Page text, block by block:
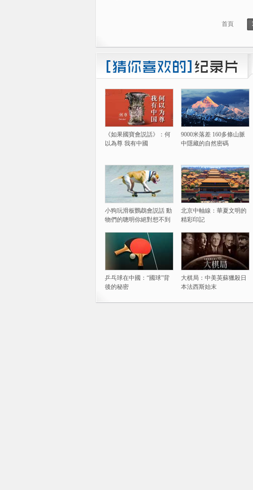
首頁
《如果國寶會説話》：何
以為尊 我有中國
9000米落差 160多條山脈
中隱藏的自然密碼
小狗玩滑板鸚鵡會説話 動
物們的聰明你絕對想不到
北京中軸線：華夏文明的
精彩印記
乒乓球在中國：“國球”背
後的秘密
大棋局：中美英蘇獵殺日
本法西斯始末